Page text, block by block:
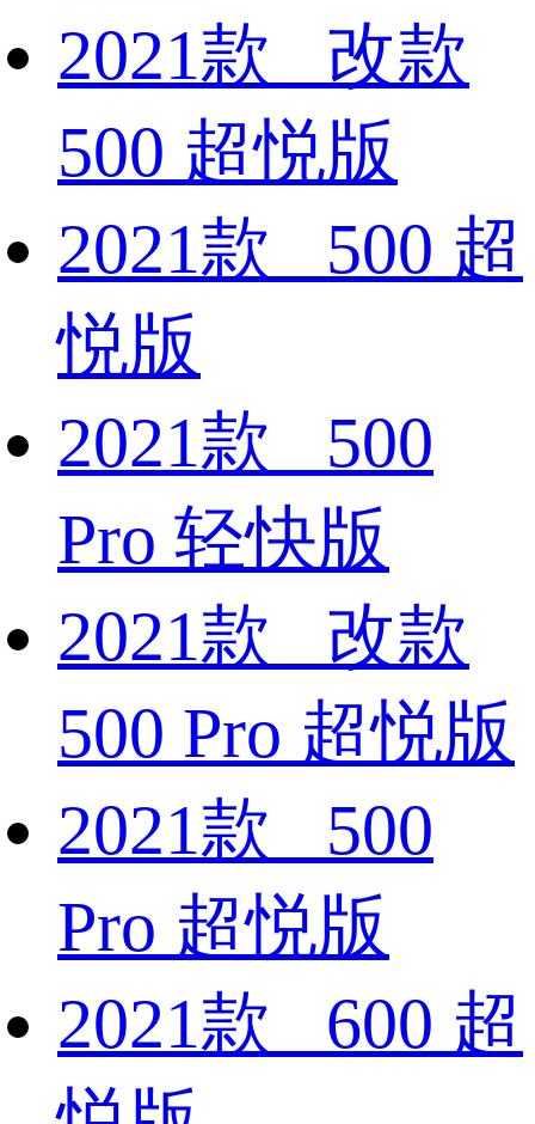
2021款 改款
500 超悦版
2021款 500 超
悦版
2021款 500
Pro 轻快版
2021款 改款
500 Pro 超悦版
2021款 500
Pro 超悦版
2021款 600 超